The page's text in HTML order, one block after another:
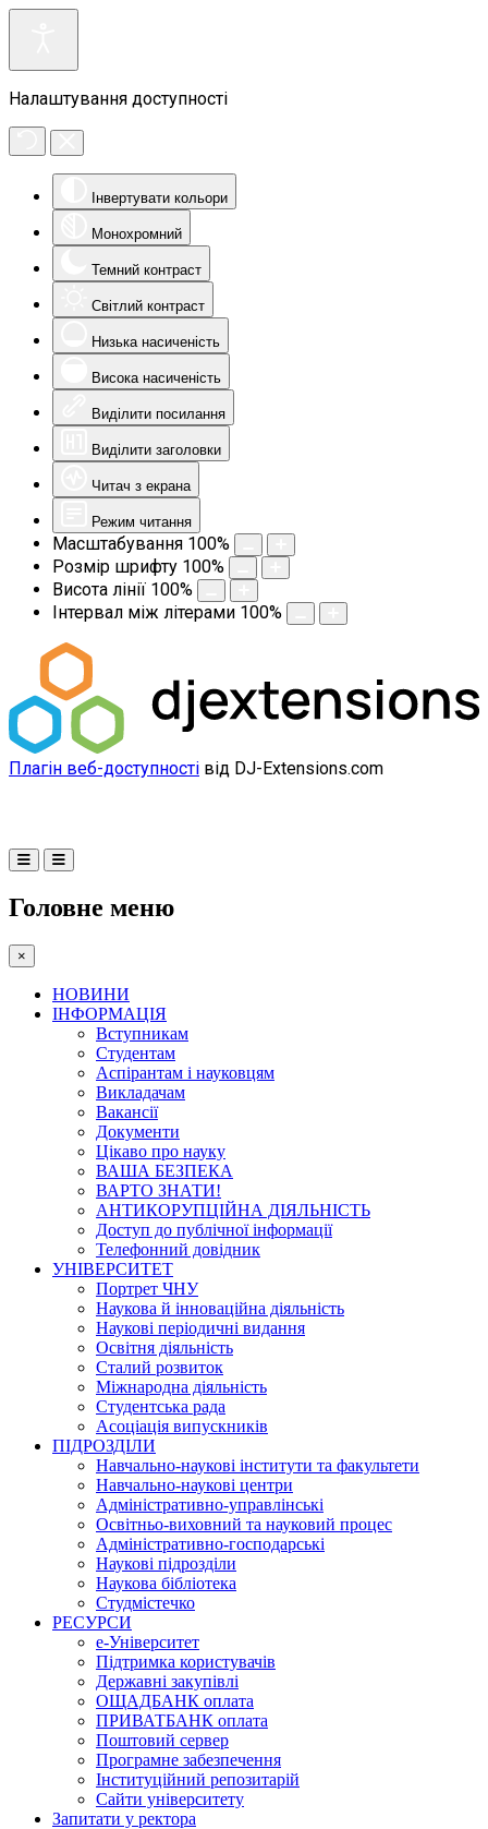
Налаштування доступності
Інвертувати кольори
Монохромний
Темний контраст
Світлий контраст
Низька насиченість
Висока насиченість
Виділити посилання
Виділити заголовки
Читач з екрана
Режим читання
Масштабування 100%
Розмір шрифту 100%
Висота лінії 100%
Інтервал між літерами 100%
Плагін веб-доступності від DJ-Extensions.com
Головне меню
×
НОВИНИ
ІНФОРМАЦІЯ
Вступникам
Студентам
Аспірантам і науковцям
Викладачам
Вакансії
Документи
Цікаво про науку
ВАША БЕЗПЕКА
ВАРТО ЗНАТИ!
АНТИКОРУПЦІЙНА ДІЯЛЬНІСТЬ
Доступ до публічної інформації
Телефонний довідник
УНІВЕРСИТЕТ
Портрет ЧНУ
Наукова й інноваційна діяльність
Наукові періодичні видання
Освітня діяльність
Сталий розвиток
Міжнародна діяльність
Студентська рада
Асоціація випускників
ПІДРОЗДІЛИ
Навчально-наукові інститути та факультети
Навчально-наукові центри
Адміністративно-управлінські
Освітньо-виховний та науковий процес
Адміністративно-господарські
Наукові підрозділи
Наукова бібліотека
Студмістечко
РЕСУРСИ
е-Університет
Підтримка користувачів
Державні закупівлі
ОЩАДБАНК оплата
ПРИВАТБАНК оплата
Поштовий сервер
Програмне забезпечення
Інституційний репозитарій
Сайти університету
Запитати у ректора